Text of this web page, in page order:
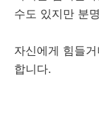
수도 있지만 분
자신에게 힘들
합니다.